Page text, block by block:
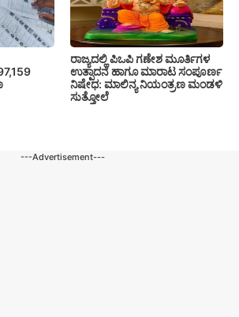
ರಾಜ್ಯದಲ್ಲಿ ಪಿಒಪಿ ಗಣೇಶ ಮೂರ್ತಿಗಳ
ಉತ್ಪಾದನೆ ಹಾಗೂ ಮಾರಾಟ ಸಂಪೂರ್ಣ
ನಿಷೇಧ: ಮಾಲಿನ್ಯ ನಿಯಂತ್ರಣ ಮಂಡಳಿ
ಸುತ್ತೋಲೆ
---Advertisement---